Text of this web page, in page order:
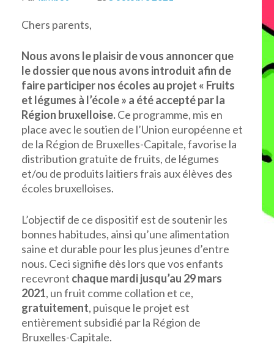
Chers parents,
Nous avons le plaisir de vous annoncer que
le dossier que nous avons introduit afin de
faire participer nos écoles au projet « Fruits
et légumes à l’école » a été accepté par la
Région bruxelloise.Ce programme, mis en
place avec le soutien de l’Union européenne et
de la Région de Bruxelles-Capitale, favorise la
distribution gratuite de fruits, de légumes
et/ou de produits laitiers frais aux élèves des
écoles bruxelloises.
L’objectif de ce dispositif est de soutenir les
bonnes habitudes, ainsi qu’une alimentation
saine et durable pour les plus jeunes d’entre
nous. Ceci signifie dès lors que vos enfants
recevront chaque mardi jusqu’au 29 mars
2021, un fruit comme collation et ce,
gratuitement, puisque le projet est
entièrement subsidié par la Région de
Bruxelles-Capitale.